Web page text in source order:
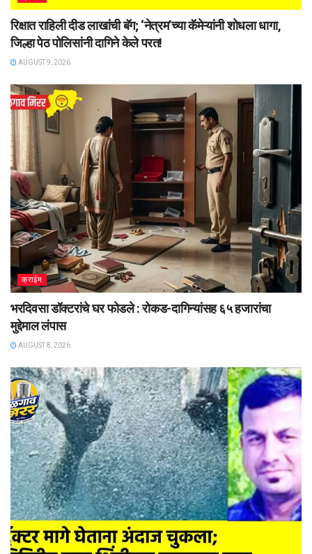
रिक्षात राहिली दीड लाखांची बॅग; ‘नेत्रम’च्या कॅमेऱ्यांनी शोधला धागा,
जिल्हा पेठ पोलिसांनी दागिने केले परत!
AUGUST 9, 2026
क्राईम
भरदिवसा डॉक्टरांचे घर फोडले : रोकड-दागिन्यांसह ६५ हजारांचा
मुद्देमाल लंपास
AUGUST 8, 2026